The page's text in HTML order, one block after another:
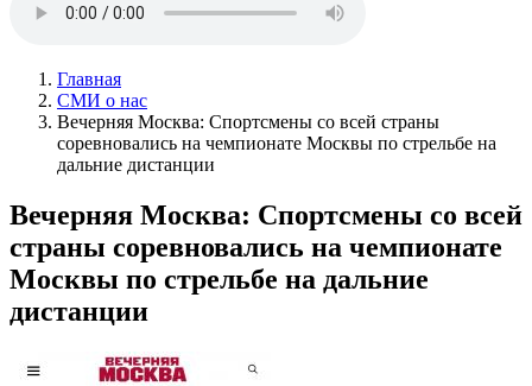
Главная
СМИ о нас
Вечерняя Москва: Спортсмены со всей страны
соревновались на чемпионате Москвы по стрельбе на
дальние дистанции
Вечерняя Москва: Спортсмены со всей
страны соревновались на чемпионате
Москвы по стрельбе на дальние
дистанции